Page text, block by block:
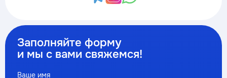
Заполняйте форму
и мы с вами свяжемся!
Ваше имя